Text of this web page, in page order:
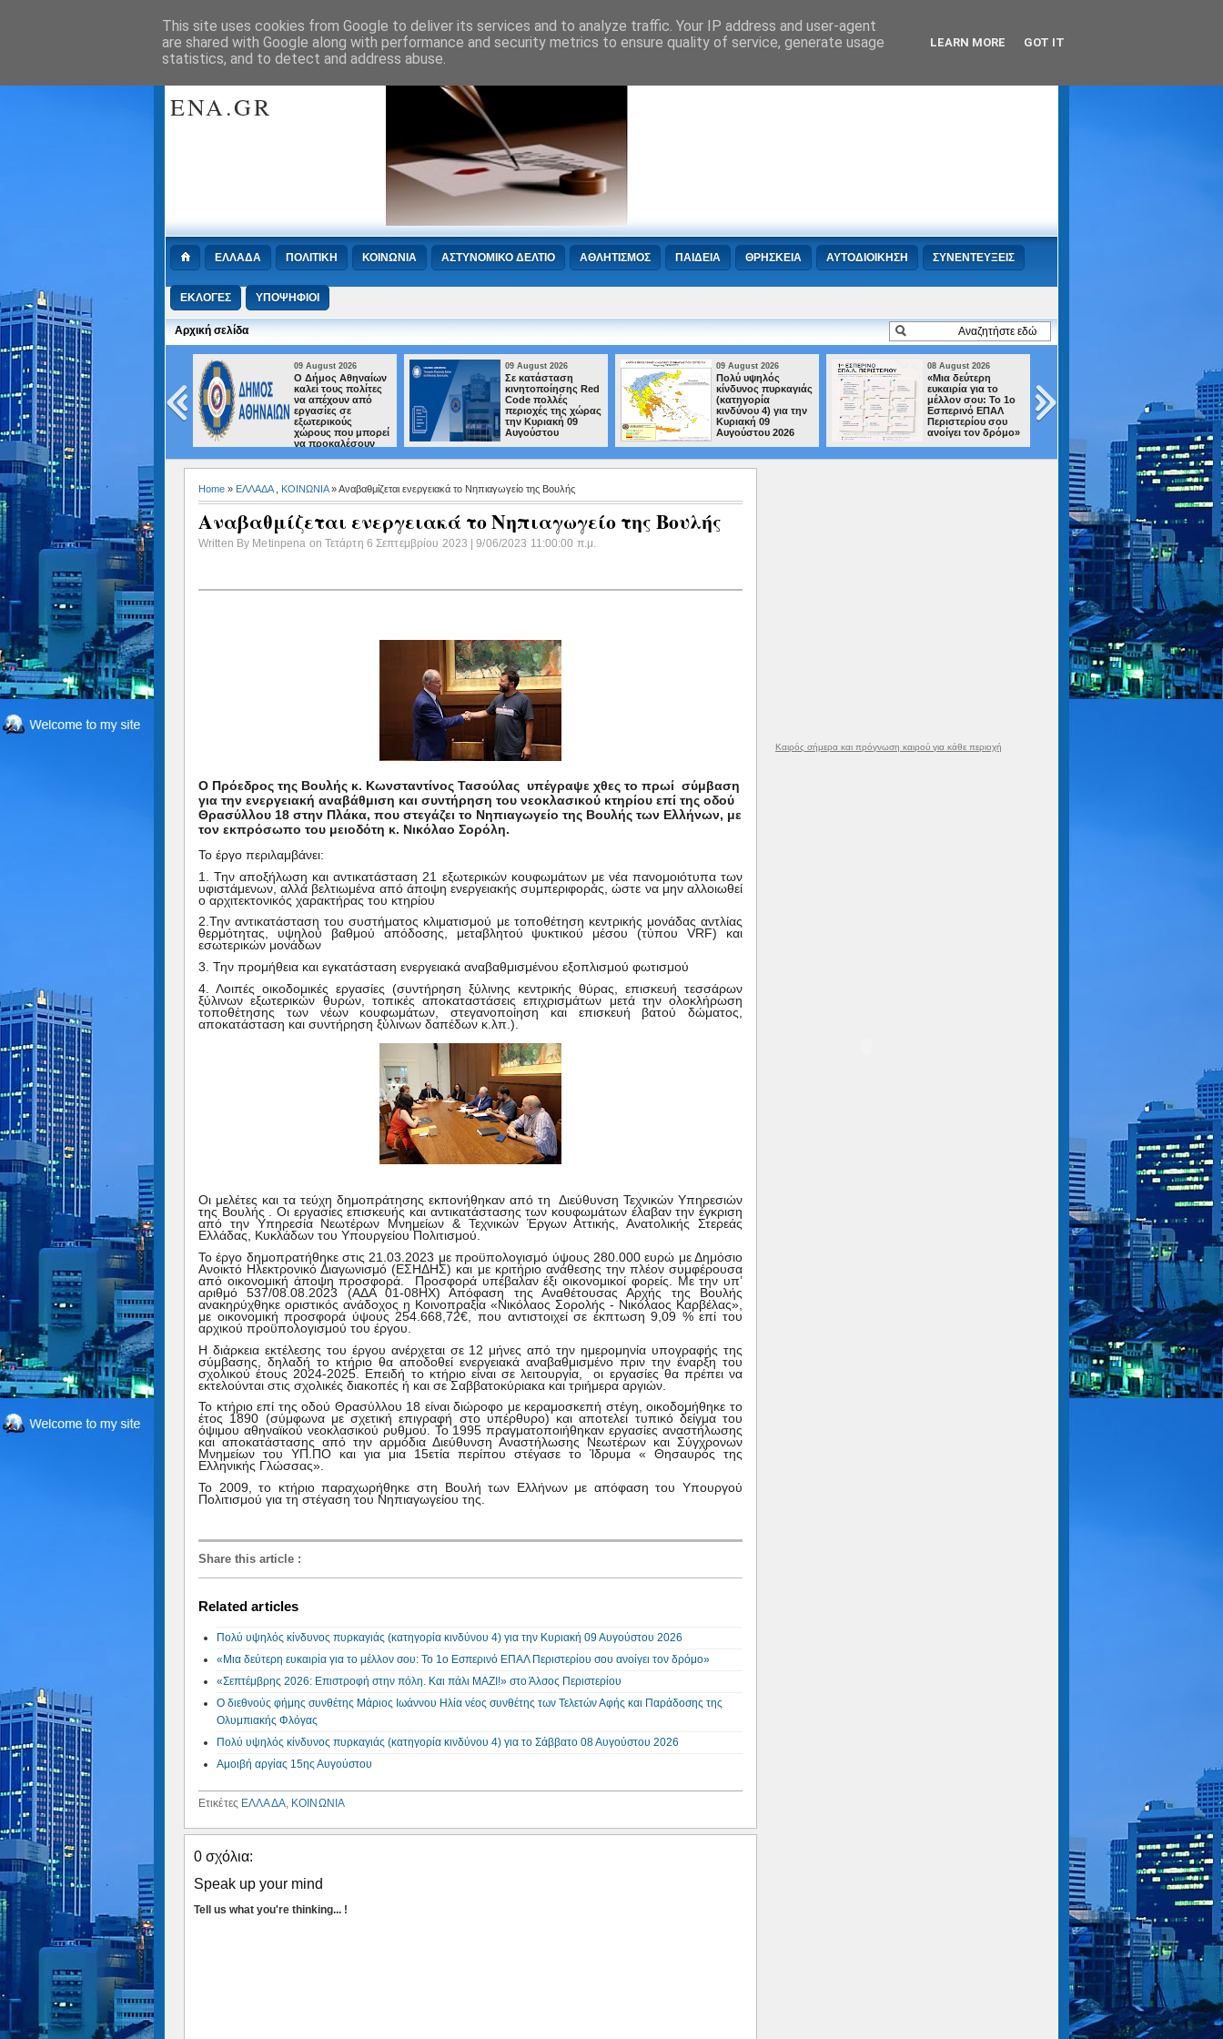
Πρωτοσέλιδα : Retrieving RSS feed(s)
WWW.METINP
ENA.GR
ΕΛΛΑΔΑ ΠΟΛΙΤΙΚΗ ΚΟΙΝΩΝΙΑ ΑΣΤΥΝΟΜΙΚΟ ΔΕΛΤΙΟ ΑΘΛΗΤΙΣΜΟΣ ΠΑΙΔΕΙΑ ΘΡΗΣΚΕΙΑ ΑΥΤΟΔΙΟΙΚΗΣΗ ΣΥΝΕΝΤΕΥΞΕΙΣ
ΕΚΛΟΓΕΣ ΥΠΟΨΗΦΙΟΙ
Αρχική σελίδα
09 August 2026
Αμοιβή αργίας 15ης
Αυγούστου
09 August 2026
Ο Δήμος Αθηναίων
καλεί τους πολίτες
να απέχουν από
εργασίες σε
εξωτερικούς
χώρους που μπορεί
να προκαλέσουν
09 August 2026
Σε κατάσταση
κινητοποίησης Red
Code πολλές
περιοχές της χώρας
την Κυριακή 09
Αυγούστου
09 August 2026
Πολύ υψηλός
κίνδυνος πυρκαγιάς
(κατηγορία
κινδύνου 4) για την
Κυριακή 09
Αυγούστου 2026
08 August 2026
«Μια δεύτερη
ευκαιρία για το
μέλλον σου: Το 1ο
Εσπερινό ΕΠΑΛ
Περιστερίου σου
ανοίγει τον δρόμο»
«Σεπτέμβρης
Επιστροφή στην
πόλη. Και πάλι
ΜΑΖΙ!» στο
Περιστερίου
Home » ΕΛΛΑΔΑ, ΚΟΙΝΩΝΙΑ» Αναβαθμίζεται ενεργειακά το Νηπιαγωγείο της Βουλής
Αναβαθμίζεται ενεργειακά το Νηπιαγωγείο της Βουλής
Written By Metinpena on Τετάρτη 6 Σεπτεμβρίου 2023 | 9/06/2023 11:00:00 π.μ.
Ο Πρόεδρος της Βουλής κ. Κωνσταντίνος Τασούλας υπέγραψε χθες το πρωί σύμβαση
για την ενεργειακή αναβάθμιση και συντήρηση του νεοκλασικού κτηρίου επί της οδού
Θρασύλλου 18 στην Πλάκα, που στεγάζει το Νηπιαγωγείο της Βουλής των Ελλήνων, με
τον εκπρόσωπο του μειοδότη κ. Νικόλαο Σορόλη.
Το έργο περιλαμβάνει:
1. Την αποξήλωση και αντικατάσταση 21 εξωτερικών κουφωμάτων με νέα πανομοιότυπα των
υφιστάμενων, αλλά βελτιωμένα από άποψη ενεργειακής συμπεριφοράς, ώστε να μην αλλοιωθεί
ο αρχιτεκτονικός χαρακτήρας του κτηρίου
2.Την αντικατάσταση του συστήματος κλιματισμού με τοποθέτηση κεντρικής μονάδας αντλίας
θερμότητας, υψηλού βαθμού απόδοσης, μεταβλητού ψυκτικού μέσου (τύπου VRF) και
εσωτερικών μονάδων
3. Την προμήθεια και εγκατάσταση ενεργειακά αναβαθμισμένου εξοπλισμού φωτισμού
4. Λοιπές οικοδομικές εργασίες (συντήρηση ξύλινης κεντρικής θύρας, επισκευή τεσσάρων
ξύλινων εξωτερικών θυρών, τοπικές αποκαταστάσεις επιχρισμάτων μετά την ολοκλήρωση
τοποθέτησης των νέων κουφωμάτων, στεγανοποίηση και επισκευή βατού δώματος,
αποκατάσταση και συντήρηση ξύλινων δαπέδων κ.λπ.).
Οι μελέτες και τα τεύχη δημοπράτησης εκπονήθηκαν από τη Διεύθυνση Τεχνικών Υπηρεσιών
της Βουλής . Οι εργασίες επισκευής και αντικατάστασης των κουφωμάτων έλαβαν την έγκριση
από την Υπηρεσία Νεωτέρων Μνημείων & Τεχνικών Έργων Αττικής, Ανατολικής Στερεάς
Ελλάδας, Κυκλάδων του Υπουργείου Πολιτισμού.
Το έργο δημοπρατήθηκε στις 21.03.2023 με προϋπολογισμό ύψους 280.000 ευρώ με Δημόσιο
Ανοικτό Ηλεκτρονικό Διαγωνισμό (ΕΣΗΔΗΣ) και με κριτήριο ανάθεσης την πλέον συμφέρουσα
από οικονομική άποψη προσφορά. Προσφορά υπέβαλαν έξι οικονομικοί φορείς. Με την υπ’
αριθμό 537/08.08.2023 (ΑΔΑ 01-08ΗΧ) Απόφαση της Αναθέτουσας Αρχής της Βουλής
ανακηρύχθηκε οριστικός ανάδοχος η Κοινοπραξία «Νικόλαος Σορολής - Νικόλαος Καρβέλας»,
με οικονομική προσφορά ύψους 254.668,72€, που αντιστοιχεί σε έκπτωση 9,09 % επί του
αρχικού προϋπολογισμού του έργου.
Η διάρκεια εκτέλεσης του έργου ανέρχεται σε 12 μήνες από την ημερομηνία υπογραφής της
σύμβασης, δηλαδή το κτήριο θα αποδοθεί ενεργειακά αναβαθμισμένο πριν την έναρξη του
σχολικού έτους 2024-2025. Επειδή το κτήριο είναι σε λειτουργία, οι εργασίες θα πρέπει να
εκτελούνται στις σχολικές διακοπές ή και σε Σαββατοκύριακα και τριήμερα αργιών.
Το κτήριο επί της οδού Θρασύλλου 18 είναι διώροφο με κεραμοσκεπή στέγη, οικοδομήθηκε το
έτος 1890 (σύμφωνα με σχετική επιγραφή στο υπέρθυρο) και αποτελεί τυπικό δείγμα του
όψιμου αθηναϊκού νεοκλασικού ρυθμού. Το 1995 πραγματοποιήθηκαν εργασίες αναστήλωσης
και αποκατάστασης από την αρμόδια Διεύθυνση Αναστήλωσης Νεωτέρων και Σύγχρονων
Μνημείων του ΥΠ.ΠΟ και για μια 15ετία περίπου στέγασε το Ίδρυμα « Θησαυρός της
Ελληνικής Γλώσσας».
Το 2009, το κτήριο παραχωρήθηκε στη Βουλή των Ελλήνων με απόφαση του Υπουργού
Πολιτισμού για τη στέγαση του Νηπιαγωγείου της.
Share this article :
Related articles
Πολύ υψηλός κίνδυνος πυρκαγιάς (κατηγορία κινδύνου 4) για την Κυριακή 09 Αυγούστου 2026
«Μια δεύτερη ευκαιρία για το μέλλον σου: Το 1ο Εσπερινό ΕΠΑΛ Περιστερίου σου ανοίγει τον δρόμο»
«Σεπτέμβρης 2026: Επιστροφή στην πόλη. Και πάλι ΜΑΖΙ!» στο Άλσος Περιστερίου
Ο διεθνούς φήμης συνθέτης Μάριος Ιωάννου Ηλία νέος συνθέτης των Τελετών Αφής και Παράδοσης της
Ολυμπιακής Φλόγας
Πολύ υψηλός κίνδυνος πυρκαγιάς (κατηγορία κινδύνου 4) για το Σάββατο 08 Αυγούστου 2026
Αμοιβή αργίας 15ης Αυγούστου
Ετικέτες ΕΛΛΑΔΑ, ΚΟΙΝΩΝΙΑ
0 σχόλια:
Speak up your mind
Tell us what you're thinking... !
Καιρός σήμερα και πρόγνωση καιρού για κάθε περιοχή
This site uses cookies from Google to deliver its services and to analyze traffic. Your IP address and user-agent
are shared with Google along with performance and security metrics to ensure quality of service, generate usage
statistics, and to detect and address abuse.
LEARN MORE GOT IT